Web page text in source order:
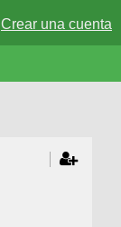
Crear una cuenta